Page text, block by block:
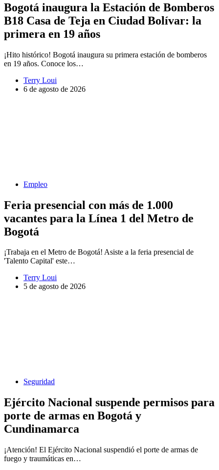
Bogotá inaugura la Estación de Bomberos
B18 Casa de Teja en Ciudad Bolívar: la
primera en 19 años
¡Hito histórico! Bogotá inaugura su primera estación de bomberos
en 19 años. Conoce los…
Terry Loui
6 de agosto de 2026
Empleo
Feria presencial con más de 1.000
vacantes para la Línea 1 del Metro de
Bogotá
¡Trabaja en el Metro de Bogotá! Asiste a la feria presencial de
'Talento Capital' este…
Terry Loui
5 de agosto de 2026
Seguridad
Ejército Nacional suspende permisos para
porte de armas en Bogotá y
Cundinamarca
¡Atención! El Ejército Nacional suspendió el porte de armas de
fuego y traumáticas en…